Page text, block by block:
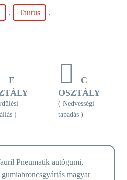
, Taurus ,
E
)
C
OSZTÁLY
( Nedvességi
tapadás )
Pneumatik autógumi,
magyar